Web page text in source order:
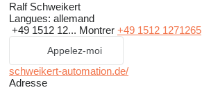
Ralf Schweikert
Langues: allemand
+49 1512 12... Montrer +49 1512 1271265
Appelez-moi
schweikert-automation.de/
Adresse